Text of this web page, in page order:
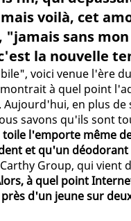
voilà, cet
sans
la nouvelle
voici venue l'ère
à quel point
. Aujourd'hui, en plus de
savons qu'ils sont
toile l'emporte même
et qu'un déodorant
Group, qui
à quel point
d'un jeune sur